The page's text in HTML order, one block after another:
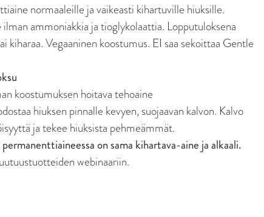
normaaleille ja vaikeasti kihartuville hiuksille.
ammoniakkia ja tioglykolaattia. Lopputuloksena
kiharaa. Vegaaninen koostumus. EI saa sekoittaa Gentle
koostumuksen hoitava tehoaine
hiuksen pinnalle kevyen, suojaavan kalvon. Kalvo
ja tekee hiuksista pehmeämmät.
on sama kihartava-aine ja alkaali.
webinaariin.